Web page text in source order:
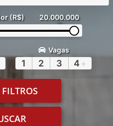
(R$) 20.000.000
Vagas
1 2 3 4 +